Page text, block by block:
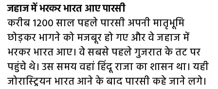
जहाज में भरकर भारत आए पारसी
करीब 1200 साल पहले पारसी अपनी मातृभूमि
छोड़कर भागने को मजबूर हो गए और वे जहाज में
भरकर भारत आए। वे सबसे पहले गुजरात के तट पर
पहुंचे थे। उस समय वहां हिंदू राजा का शासन था। यही
जोरास्ट्रियन भारत आने के बाद पारसी कहे जाने लगे।